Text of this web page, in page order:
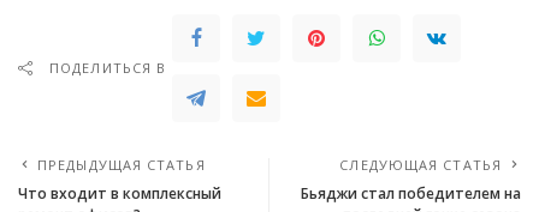
ПОДЕЛИТЬСЯ В
ПРЕДЫДУЩАЯ СТАТЬЯ
Что входит в комплексный
СЛЕДУЮЩАЯ СТАТЬЯ
Бьяджи стал победителем на